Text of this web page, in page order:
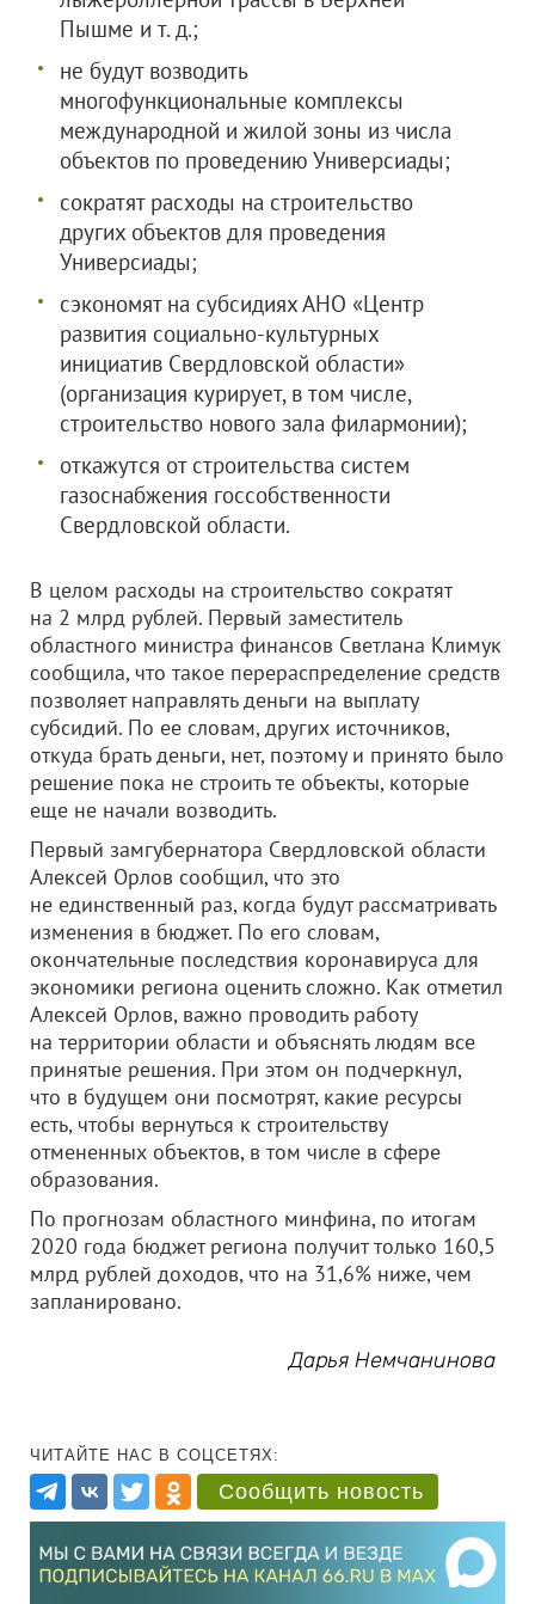
Пышме и т. д.;
не будут возводить
многофункциональные комплексы
международной и жилой зоны из числа
объектов по проведению Универсиады;
сократят расходы на строительство
других объектов для проведения
Универсиады;
сэкономят на субсидиях АНО «Центр
развития социально-культурных
инициатив Свердловской области»
(организация курирует, в том числе,
строительство нового зала филармонии);
откажутся от строительства систем
газоснабжения госсобственности
Свердловской области.
В целом расходы на строительство сократят
на 2 млрд рублей. Первый заместитель
областного министра финансов Светлана Климук
сообщила, что такое перераспределение средств
позволяет направлять деньги на выплату
субсидий. По ее словам, других источников,
откуда брать деньги, нет, поэтому и принято было
решение пока не строить те объекты, которые
еще не начали возводить.
Первый замгубернатора Свердловской области
Алексей Орлов сообщил, что это
не единственный раз, когда будут рассматривать
изменения в бюджет. По его словам,
окончательные последствия коронавируса для
экономики региона оценить сложно. Как отметил
Алексей Орлов, важно проводить работу
на территории области и объяснять людям все
принятые решения. При этом он подчеркнул,
что в будущем они посмотрят, какие ресурсы
есть, чтобы вернуться к строительству
отмененных объектов, в том числе в сфере
образования.
По прогнозам областного минфина, по итогам
2020 года бюджет региона получит только 160,5
млрд рублей доходов, что на 31,6% ниже, чем
запланировано.
Дарья Немчанинова
ЧИТАЙТЕ НАС В СОЦСЕТЯХ:
Сообщить новость